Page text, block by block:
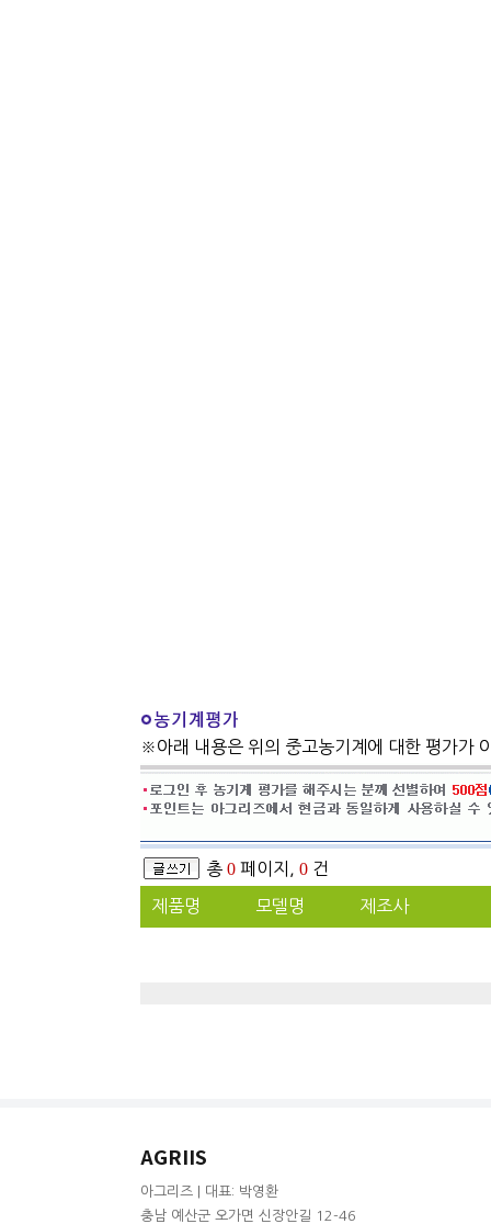
※아래 내용은 위의 중고농기계에 대한 평가가
총 0 페이지, 0 건
제품명 모델명 제조사
AGRIIS
아그리즈 | 대표: 박영환
충남 예산군 오가면 신장안길 12-46